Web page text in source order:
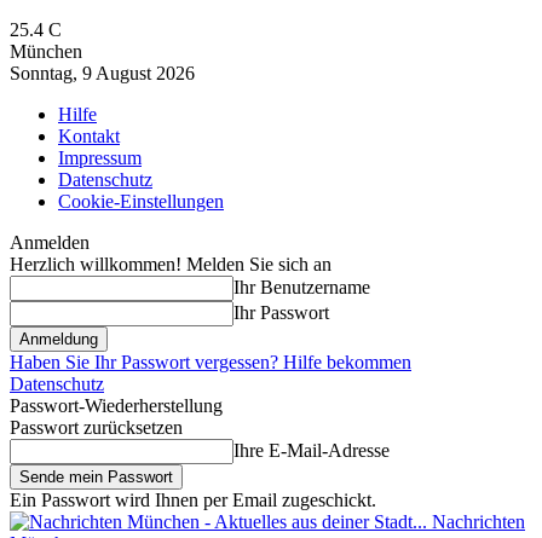
25.4 C
München
Sonntag, 9 August 2026
Hilfe
Kontakt
Impressum
Datenschutz
Cookie-Einstellungen
Anmelden
Herzlich willkommen! Melden Sie sich an
Ihr Benutzername
Ihr Passwort
Haben Sie Ihr Passwort vergessen? Hilfe bekommen
Datenschutz
Passwort-Wiederherstellung
Passwort zurücksetzen
Ihre E-Mail-Adresse
Ein Passwort wird Ihnen per Email zugeschickt.
Nachrichten